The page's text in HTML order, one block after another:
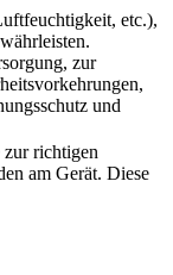
etc.),
zur
und
richtigen
am Gerät. Diese